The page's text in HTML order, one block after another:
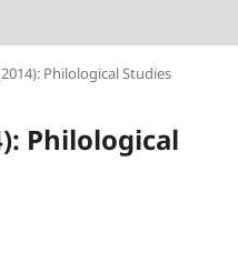
Philological Studies
Philological